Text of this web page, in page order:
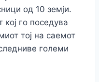
од 10 земји.
кој го поседува
тој на саемот
големи